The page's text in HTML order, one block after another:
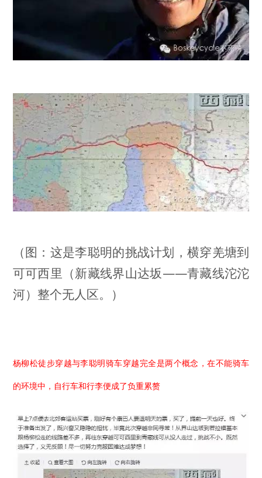
（图：这是李聪明的挑战计划，横穿羌塘到
可可西里（新藏线界山达坂——青藏线沱沱
河）整个无人区。 ）
杨柳松徒步穿越与李聪明骑车穿越完全是两个概念，在不能骑车
的环境中，自行车和行李便成了负重累赘